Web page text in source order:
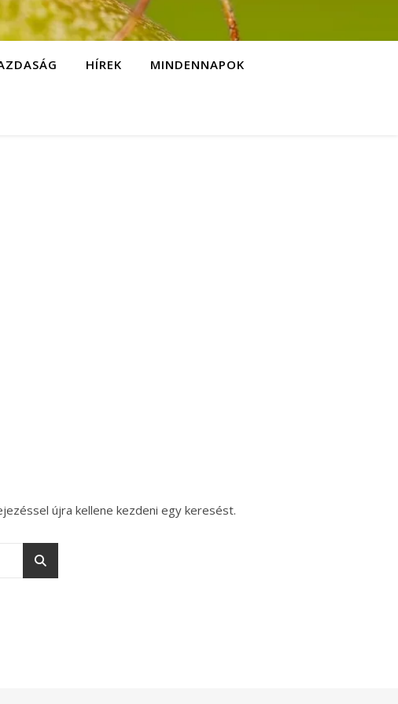
HÍREK MINDENNAPOK
újra kellene kezdeni egy keresést.